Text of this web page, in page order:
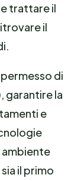
trattare il
il
di
garantire la
e
ambiente
il primo